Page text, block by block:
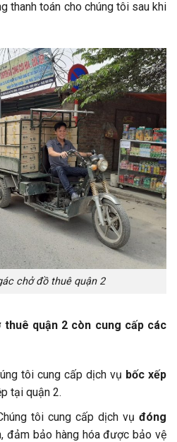
thanh toán cho chúng tôi sau khi
chở đồ thuê quận 2
quận 2 còn cung cấp các
tôi cung cấp dịch vụ bốc xếp
tại quận 2.
tôi cung cấp dịch vụđóng
đảm bảo hàng hóa được bảo vệ